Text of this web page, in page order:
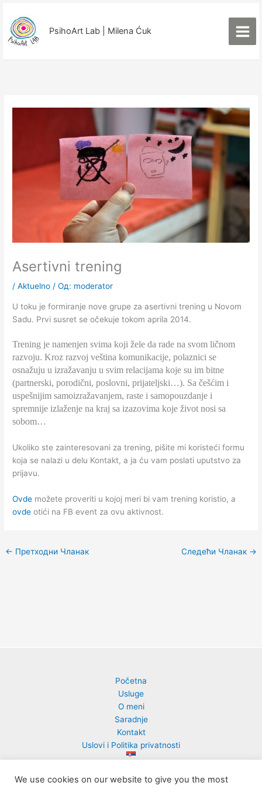
садржај
PsihoArt Lab | Milena Ćuk
Asertivni trening
/Aktuelno / Од: moderator
U toku je formiranje nove grupe za asertivni trening u Novom
Sadu. Prvi susret se očekuje tokom aprila 2014.
Trening je namenjen svima koji žele da rade na svom ličnom
razvoju. Kroz razvoj veština komunikacije, polaznici se
osnažuju u izražavanju u svim relacijama koje su im bitne
(partnerski, porodični, poslovni, prijateljski…). Sa češćim i
uspešnijim samoizražavanjem, raste i samopouzdanje i
spremnije izlaženje na kraj sa izazovima koje život nosi sa
sobom…
Ukoliko ste zainteresovani za trening, pišite mi koristeći formu
koja se nalazi u delu Kontakt, a ja ću vam poslati uputstvo za
prijavu.
Ovde možete proveriti u kojoj meri bi vam trening koristio, a
ovde otići na FB event za ovu aktivnost.
← Претходни Чланак Следећи Чланак →
Početna
Usluge
O meni
Saradnje
Kontakt
Uslovi i Politika privatnosti
We use cookies on our website to give you the most